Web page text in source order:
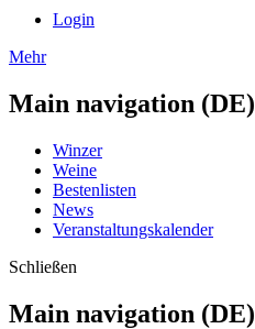
Login
Mehr
Main navigation (DE)
Winzer
Weine
Bestenlisten
News
Veranstaltungskalender
Schließen
Main navigation (DE)